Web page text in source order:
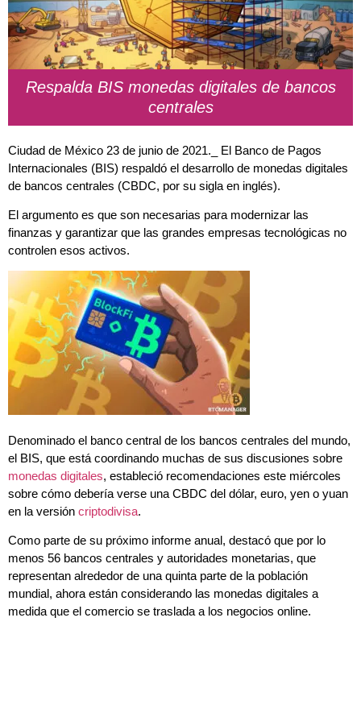
Respalda BIS monedas digitales de bancos
centrales
Ciudad de México 23 de junio de 2021._ El Banco de Pagos
Internacionales (BIS) respaldó el desarrollo de monedas digitales
de bancos centrales (CBDC, por su sigla en inglés).
El argumento es que son necesarias para modernizar las
finanzas y garantizar que las grandes empresas tecnológicas no
controlen esos activos.
Denominado el banco central de los bancos centrales del mundo,
el BIS, que está coordinando muchas de sus discusiones sobre
monedas digitales, estableció recomendaciones este miércoles
sobre cómo debería verse una CBDC del dólar, euro, yen o yuan
en la versión criptodivisa.
Como parte de su próximo informe anual, destacó que por lo
menos 56 bancos centrales y autoridades monetarias, que
representan alrededor de una quinta parte de la población
mundial, ahora están considerando las monedas digitales a
medida que el comercio se traslada a los negocios online.